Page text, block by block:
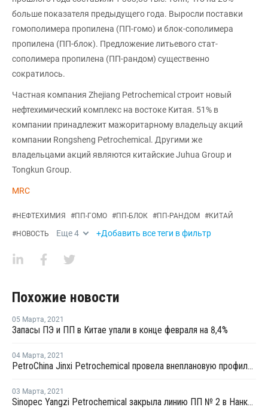
больше показателя предыдущего года. Выросли поставки
гомополимера пропилена (ПП-гомо) и блок-сополимера
пропилена (ПП-блок). Предложение литьевого стат-
сополимера пропилена (ПП-рандом) существенно
сократилось.
Частная компания Zhejiang Petrochemical строит новый
нефтехимический комплекс на востоке Китая. 51% в
компании принадлежит мажоритарному владельцу акций
компании Rongsheng Petrochemical. Другими же
владельцами акций являются китайские Juhua Group и
Tongkun Group.
MRC
#НЕФТЕХИМИЯ #ПП-ГОМО #ПП-БЛОК #ПП-РАНДОМ #КИТАЙ
#НОВОСТЬ Еще4 +Добавить все теги в фильтр
Похожие новости
05 Марта, 2021
Запасы ПЭ и ПП в Китае упали в конце февраля на 8,4%
04 Марта, 2021
PetroChina Jinxi Petrochemical провела внеплановую профилактику на заводе ПП в Ляонине
03 Марта, 2021
Sinopec Yangzi Petrochemical закрыла линию ПП № 2 в Нанкине на плановый ремонт